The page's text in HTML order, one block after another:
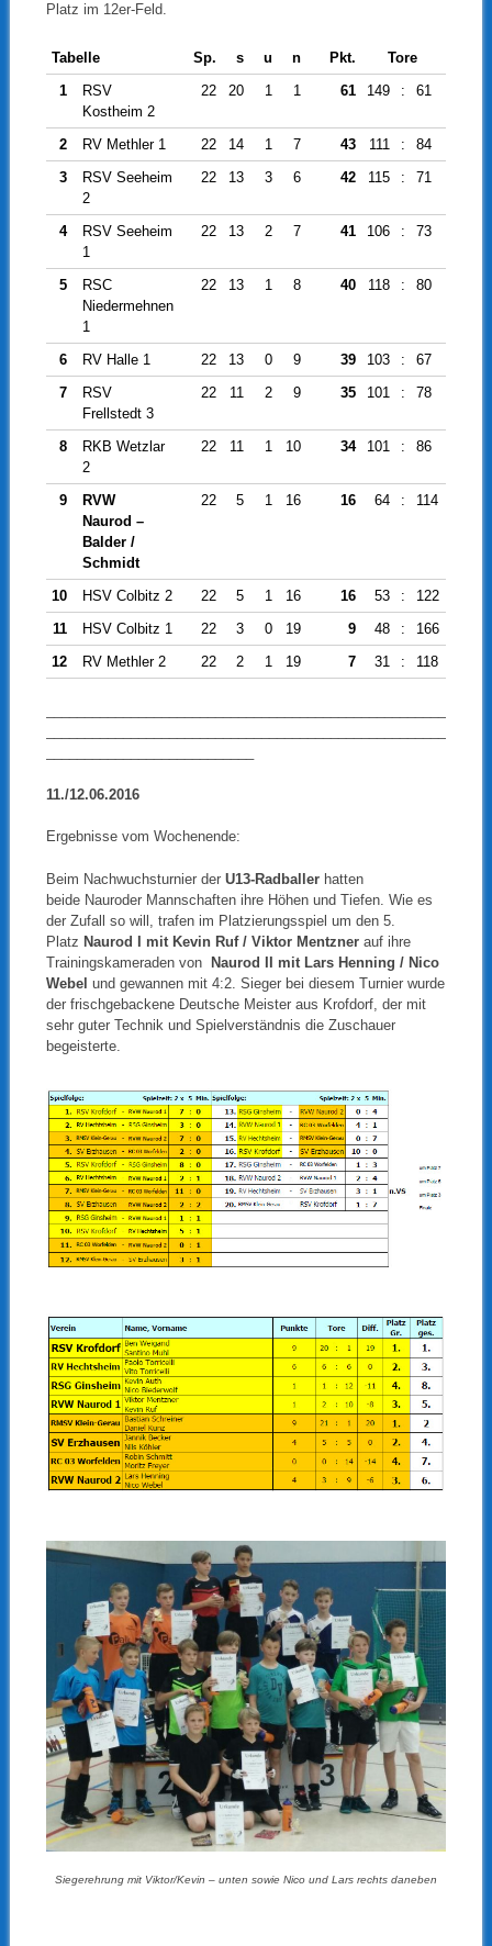
Platz im 12er-Feld.
Tabelle Sp. s u n Pkt. Tore
1
RSV
Kostheim 2
22 20 1 1 61 149 : 61
2 RV Methler 1 22 14 1 7 43 111 : 84
3
RSV Seeheim
2
22 13 3 6 42 115 : 71
4
RSV Seeheim
1
22 13 2 7 41 106 : 73
5
RSC
Niedermehnen
1
22 13 1 8 40 118 : 80
6 RV Halle 1 22 13 0 9 39 103 : 67
7
RSV
Frellstedt 3
22 11 2 9 35 101 : 78
8
RKB Wetzlar
2
22 11 1 10 34 101 : 86
9
RVW
Naurod –
Balder /
Schmidt
22 5 1 16 16 64 : 114
10 HSV Colbitz 2 22 5 1 16 16 53 : 122
11
HSV Colbitz 1 22 3 0 19 9 48 : 166
12
RV Methler 2 22 2 1 19 7 31 : 118
11./12.06.2016
Ergebnisse vom Wochenende:
Beim Nachwuchsturnier derU13-Radballerhatten
beide Nauroder Mannschaften ihre Höhen und Tiefen. Wie es
der Zufall so will, trafen im Platzierungsspiel um den 5.
Platz Naurod I mit Kevin Ruf / Viktor Mentznerauf ihre
Trainingskameraden von
Naurod II mit Lars Henning / Nico
Webel und gewannen mit 4:2. Sieger bei diesem Turnier wurde
der frischgebackene Deutsche Meister aus Krofdorf, der mit
sehr guter Technik und Spielverständnis die Zuschauer
begeisterte.
Siegerehrung mit Viktor/Kevin – unten sowie Nico und Lars rechts daneben